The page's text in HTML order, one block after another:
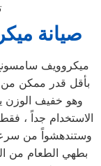
صيانة
ميكروويف
بأقل قدر ممكن من
وهو خفيف الوزن
الاستخدام جداً ،
وستندهشواً من
بطهي الطعام من